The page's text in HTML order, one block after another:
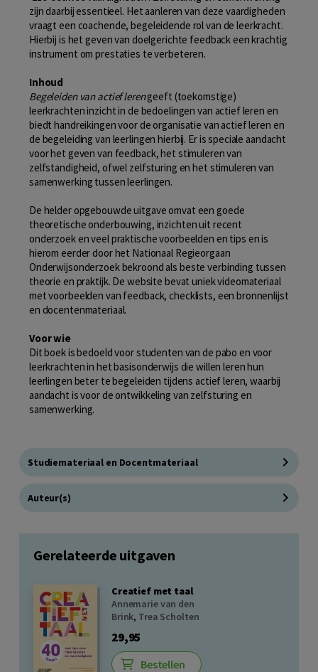
zijn daarbij essentieel. Het aanleren van deze vaardigheden
vraagt een coachende, begeleidende rol van de leerkracht.
Hierbij is het geven van doelgerichte feedback een krachtig
instrument om prestaties te verbeteren.
Inhoud
Begeleiden van actief lerengeeft (toekomstige)
leerkrachten inzicht in de bedoelingen van actief leren en
biedt handreikingen voor de organisatie van actief leren en
de begeleiding van leerlingen hierbij. Er is speciale aandacht
voor het geven van feedback, het stimuleren van
zelfstandigheid, ofwel zelfsturing en het stimuleren van
samenwerking tussen leerlingen.
De helder opgebouwde uitgave omvat een goede
theoretische onderbouwing, inzichten uit recent
onderzoek en veel praktische voorbeelden en tips en is
hierom eerder door het Nationaal Regieorgaan
Onderwijsonderzoek bekroond als beste verbinding tussen
theorie en praktijk. De website bevat uniek videomateriaal
met voorbeelden van feedback, checklists, een bronnenlijst
en docentenmateriaal.
Voor wie
Dit boek is bedoeld voor studenten van de pabo en voor
leerkrachten in het basisonderwijs die willen leren hun
leerlingen beter te begeleiden tijdens actief leren, waarbij
aandacht is voor de ontwikkeling van zelfsturing en
samenwerking.
Studiemateriaal en Docentmateriaal
Auteur(s)
Gerelateerde uitgaven
Creatief met taal
Annemarie van den
Brink, Trea Scholten
29,95
Bestellen